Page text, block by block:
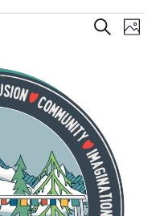
Поиск
Поиск
Фото